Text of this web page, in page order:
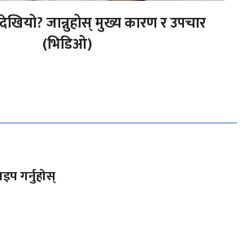
जान्नुहोस् मुख्य कारण र उपचार
(भिडिओ)
गर्नुहोस्